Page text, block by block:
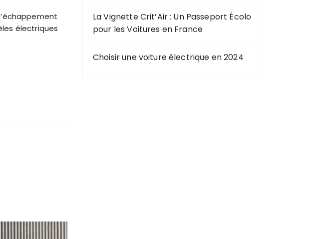
électriques
La Vignette Crit’Air : Un Passeport Écolo
pour les Voitures en France
Choisir une voiture électrique en 2024